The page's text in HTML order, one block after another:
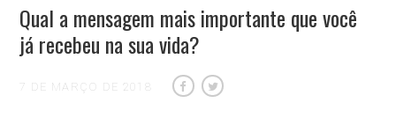
Qual a mensagem mais importante que você
já recebeu na sua vida?
7 DE MARÇO DE 2018